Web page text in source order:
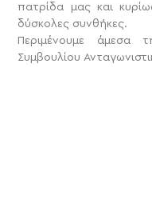
πατρίδα μας και
δύσκολες συνθήκες.
Περιμένουμε άμεσα
Συμβουλίου